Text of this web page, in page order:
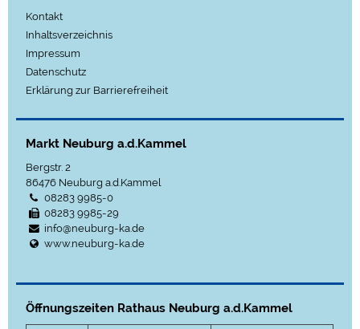
Kontakt
Inhaltsverzeichnis
Impressum
Datenschutz
Erklärung zur Barrierefreiheit
Markt Neuburg a.d.Kammel
Bergstr. 2
86476 Neuburg a.d.Kammel
08283 9985-0
08283 9985-29
info@neuburg-ka.de
www.neuburg-ka.de
Öffnungszeiten Rathaus Neuburg a.d.Kammel